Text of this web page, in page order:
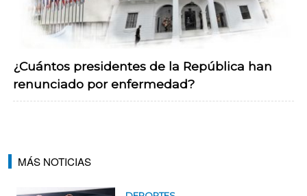
¿Cuántos presidentes de la República han
renunciado por enfermedad?
MÁS NOTICIAS